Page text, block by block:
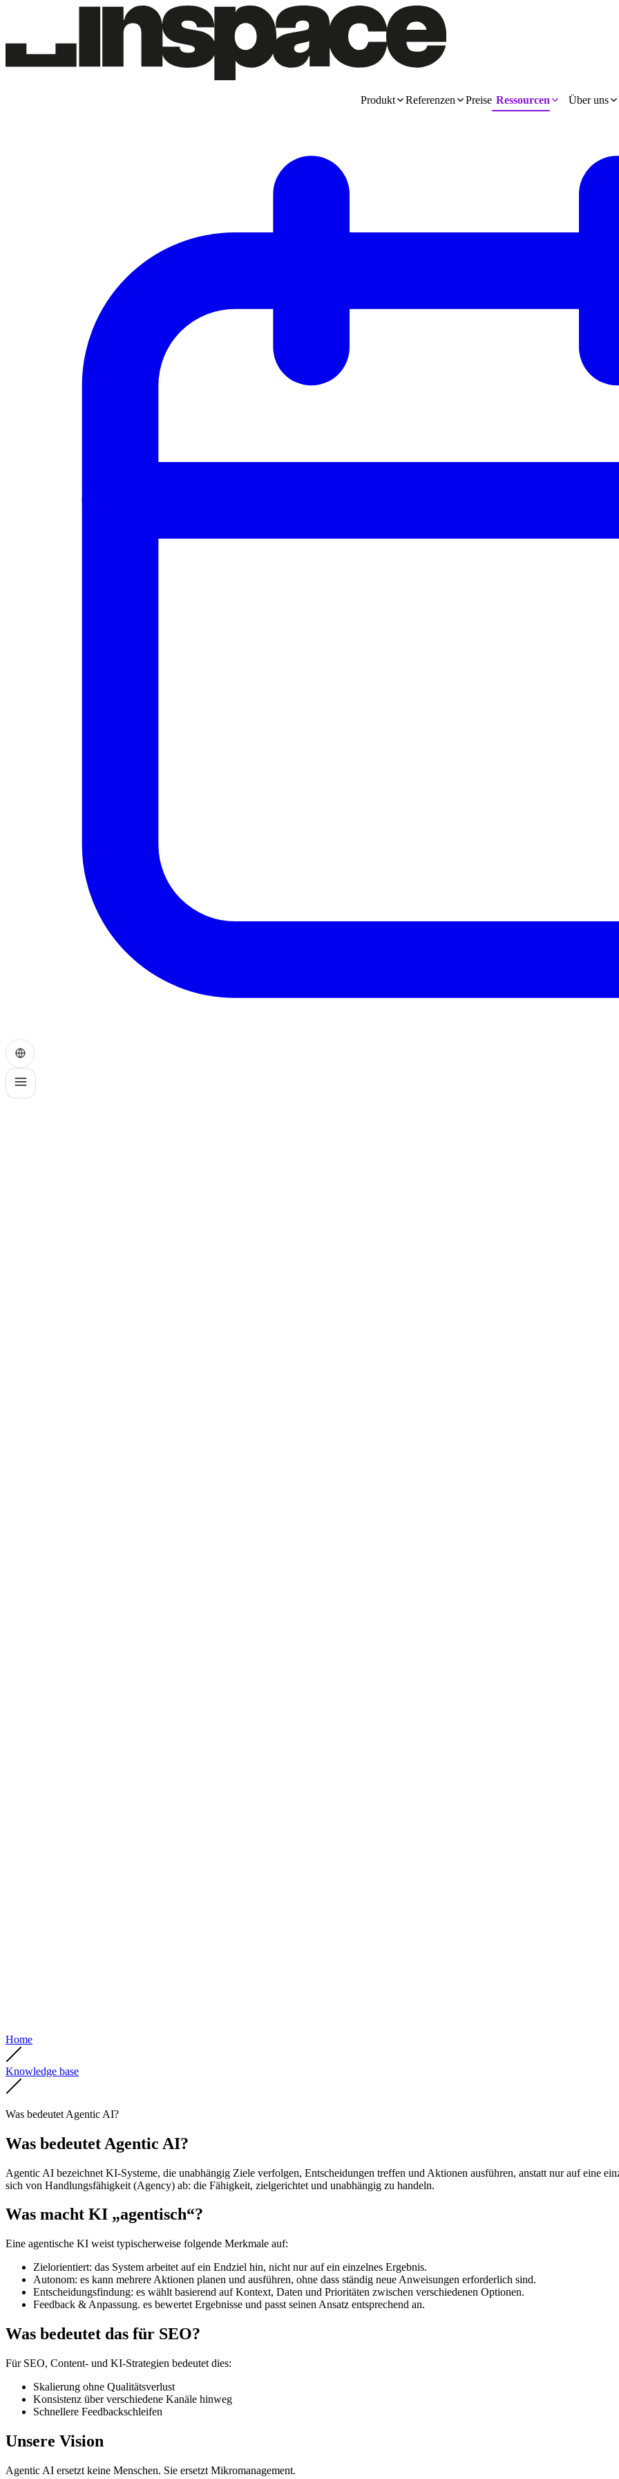
Produkt Referenzen Preise Ressourcen Über uns
Home
Knowledge base
Was bedeutet Agentic AI?
Was bedeutet Agentic AI?
Agentic AI bezeichnet KI-Systeme, die unabhängig Ziele verfolgen, Entscheidungen treffen und Aktionen ausführen, anstatt nur auf eine
sich von Handlungsfähigkeit (Agency) ab: die Fähigkeit, zielgerichtet und unabhängig zu handeln.
Was macht KI „agentisch“?
Eine agentische KI weist typischerweise folgende Merkmale auf:
Zielorientiert: das System arbeitet auf ein Endziel hin, nicht nur auf ein einzelnes Ergebnis.
Autonom: es kann mehrere Aktionen planen und ausführen, ohne dass ständig neue Anweisungen erforderlich sind.
Entscheidungsfindung: es wählt basierend auf Kontext, Daten und Prioritäten zwischen verschiedenen Optionen.
Feedback & Anpassung. es bewertet Ergebnisse und passt seinen Ansatz entsprechend an.
Was bedeutet das für SEO?
Für SEO, Content- und KI-Strategien bedeutet dies:
Skalierung ohne Qualitätsverlust
Konsistenz über verschiedene Kanäle hinweg
Schnellere Feedbackschleifen
Unsere Vision
Agentic AI ersetzt keine Menschen. Sie ersetzt Mikromanagement.